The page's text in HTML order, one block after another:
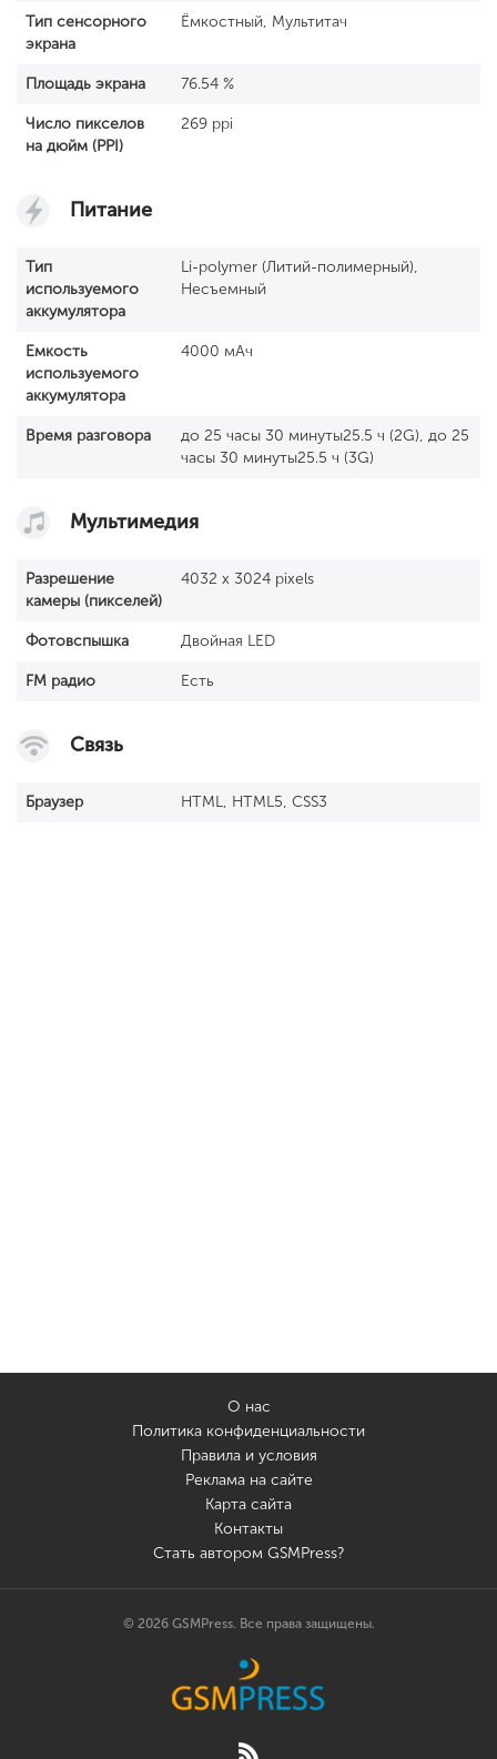
Тип сенсорного
экрана
Ёмкостный, Мультитач
Площадь экрана 76.54 %
Число пикселов
на дюйм (PPI)
269 ppi
Питание
Тип
используемого
аккумулятора
Li-polymer (Литий-полимерный),
Несъемный
Емкость
используемого
аккумулятора
4000 мАч
Время разговора
до 25 часы 30 минуты25.5 ч (2G), до 25
часы 30 минуты25.5 ч (3G)
Мультимедия
Разрешение
камеры (пикселей)
4032 x 3024 pixels
Фотовспышка Двойная LED
FM радио Есть
Связь
Браузер HTML, HTML5, CSS3
О нас
Политика конфиденциальности
Правила и условия
Реклама на сайте
Карта сайта
Контакты
Стать автором GSMPress?
© 2026 GSMPress. Все права защищены.